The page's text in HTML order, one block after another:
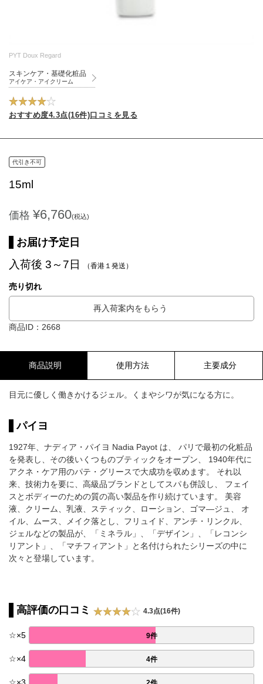
PYT Doux Regard
スキンケア・基礎化粧品
アイケア・アイクリーム
おすすめ度4.3点(16件)口コミを見る
代引き不可
15ml
価格 ¥6,760(税込)
お届け予定日
入荷後 3～7日 （香港１発送）
売り切れ
再入荷案内をもらう
商品ID：2668
商品説明 使用方法 主要成分
目元に優しく働きかけるジェル。くまやシワが気になる方に。
パイヨ
1927年、ナディア・パイヨ Nadia Payot は、 パリで最初の化粧品
を発表し、その後いくつものブティックをオープン、 1940年代に
アクネ・ケア用のパテ・グリースで大成功を収めます。 それ以
来、技術力を要に、高級品ブランドとしてスパも併設し、 フェイ
スとボディーのための質の高い製品を作り続けています。 美容
液、クリーム、乳液、スティック、ローション、ゴマ―ジュ、 オ
イル、ムース、メイク落とし、フリュイド、アンチ・リンクル、
ジェルなどの製品が、「ミネラル」、「デザイン」、「レコンシ
リアント」、「マチフィアント」と名付けられたシリーズの中に
次々と登場しています。
高評価の口コミ 4.3点(16件)
☆×5 9件
☆×4 4件